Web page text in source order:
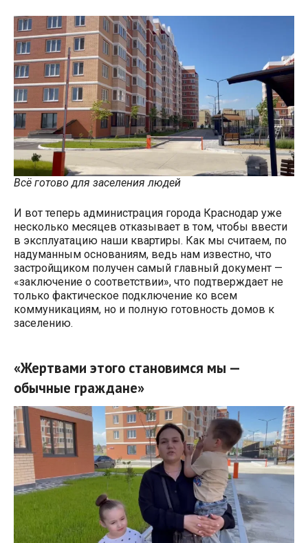
Всё готово для заселения людей
И вот теперь администрация города Краснодар уже
несколько месяцев отказывает в том, чтобы ввести
в эксплуатацию наши квартиры. Как мы считаем, по
надуманным основаниям, ведь нам известно, что
застройщиком получен самый главный документ —
«заключение о соответствии», что подтверждает не
только фактическое подключение ко всем
коммуникациям, но и полную готовность домов к
заселению.
«Жертвами этого становимся мы —
обычные граждане»